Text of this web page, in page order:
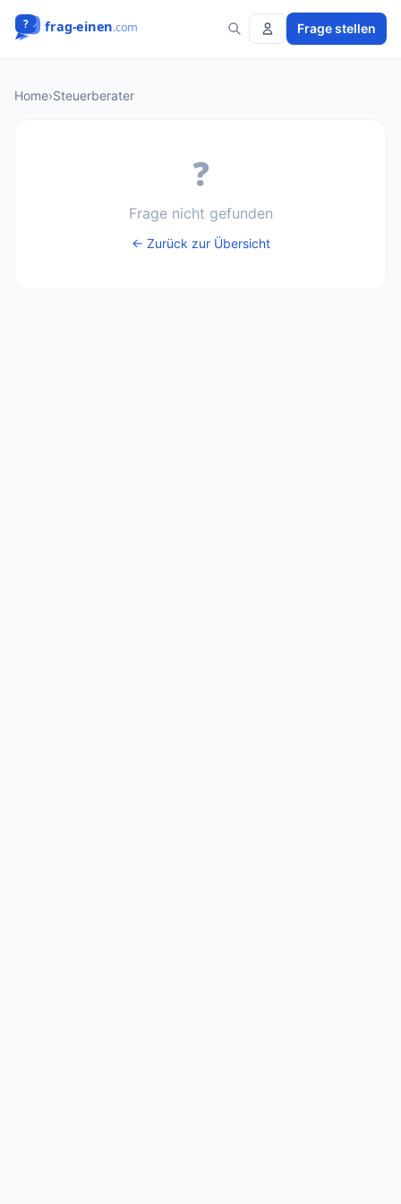
Frage stellen
Home›Steuerberater
❓
Frage nicht gefunden
← Zurück zur Übersicht